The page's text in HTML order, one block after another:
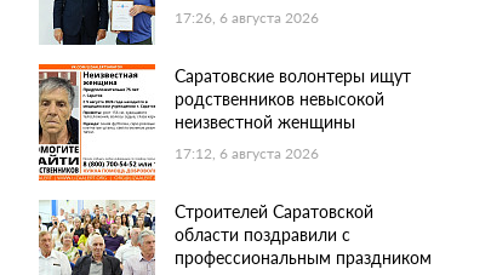
17:26, 6 августа 2026
Саратовские волонтеры ищут
родственников невысокой
неизвестной женщины
17:12, 6 августа 2026
Строителей Саратовской
области поздравили с
профессиональным праздником